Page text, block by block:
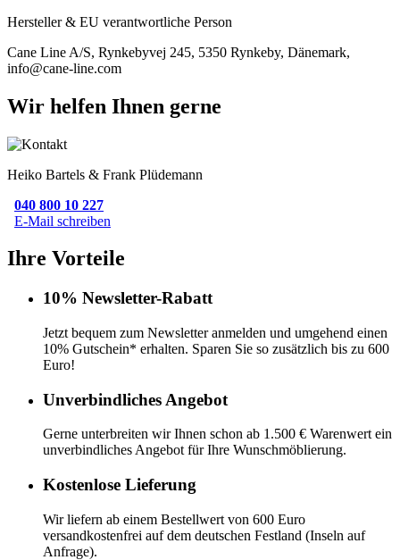
Hersteller & EU verantwortliche Person
Cane Line A/S, Rynkebyvej 245, 5350 Rynkeby, Dänemark,
info@cane-line.com
Wir helfen Ihnen gerne
Heiko Bartels & Frank Plüdemann
040 800 10 227
E-Mail schreiben
Ihre Vorteile
10% Newsletter-Rabatt
Jetzt bequem zum Newsletter anmelden und umgehend einen
10% Gutschein* erhalten. Sparen Sie so zusätzlich bis zu 600
Euro!
Unverbindliches Angebot
Gerne unterbreiten wir Ihnen schon ab 1.500 € Warenwert ein
unverbindliches Angebot für Ihre Wunschmöblierung.
Kostenlose Lieferung
Wir liefern ab einem Bestellwert von 600 Euro
versandkostenfrei auf dem deutschen Festland (Inseln auf
Anfrage).